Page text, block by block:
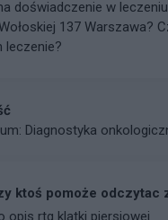
doświadczenie w
137 Warszawa?
leczenie?
Diagnostyka
ktoś pomoże odczytac
opis rtg klatki piersiowej